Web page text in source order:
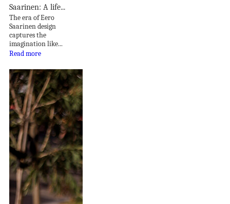
Saarinen: A life...
The era of Eero
Saarinen design
captures the
imagination like...
Read more